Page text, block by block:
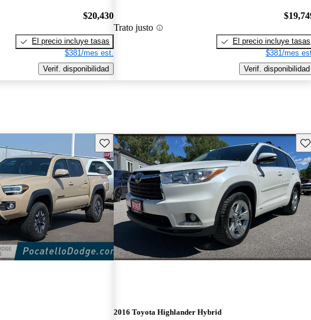
$20,430
El precio incluye tasas
$381/mes est.
Verif. disponibilidad
Trato justo
El precio incluye tasas
$381/mes
Verif. disponibilidad
Guarda este Aviso
2016 Toyota Highlander Hybrid